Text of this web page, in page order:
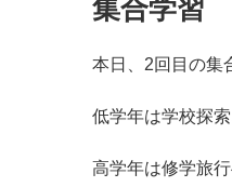
日:
集合学習
本日、2回目の集
低学年は学校探
高学年は修学旅